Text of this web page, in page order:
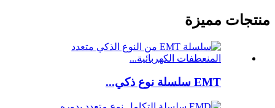
منتجات مميزة
EMT سلسلة نوع ذكي...